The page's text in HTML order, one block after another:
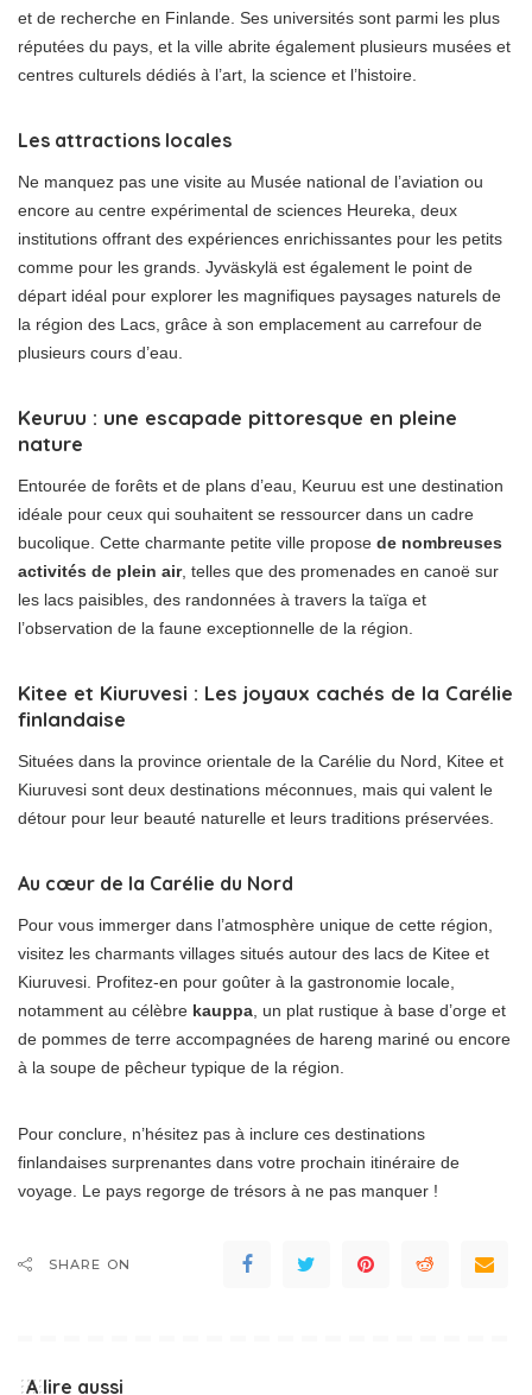
et de recherche en Finlande. Ses universités sont parmi les plus
réputées du pays, et la ville abrite également plusieurs musées et
centres culturels dédiés à l’art, la science et l’histoire.
Les attractions locales
Ne manquez pas une visite au Musée national de l’aviation ou
encore au centre expérimental de sciences Heureka, deux
institutions offrant des expériences enrichissantes pour les petits
comme pour les grands. Jyväskylä est également le point de
départ idéal pour explorer les magnifiques paysages naturels de
la région des Lacs, grâce à son emplacement au carrefour de
plusieurs cours d’eau.
Keuruu : une escapade pittoresque en pleine
nature
Entourée de forêts et de plans d’eau, Keuruu est une destination
idéale pour ceux qui souhaitent se ressourcer dans un cadre
bucolique. Cette charmante petite ville propose de nombreuses
activités de plein air, telles que des promenades en canoë sur
les lacs paisibles, des randonnées à travers la taïga et
l’observation de la faune exceptionnelle de la région.
Kitee et Kiuruvesi : Les joyaux cachés de la Carélie
finlandaise
Situées dans la province orientale de la Carélie du Nord, Kitee et
Kiuruvesi sont deux destinations méconnues, mais qui valent le
détour pour leur beauté naturelle et leurs traditions préservées.
Au cœur de la Carélie du Nord
Pour vous immerger dans l’atmosphère unique de cette région,
visitez les charmants villages situés autour des lacs de Kitee et
Kiuruvesi. Profitez-en pour goûter à la gastronomie locale,
notamment au célèbre kauppa , un plat rustique à base d’orge et
de pommes de terre accompagnées de hareng mariné ou encore
à la soupe de pêcheur typique de la région.
Pour conclure, n’hésitez pas à inclure ces destinations
finlandaises surprenantes dans votre prochain itinéraire de
voyage. Le pays regorge de trésors à ne pas manquer !
SHARE ON
A lire aussi